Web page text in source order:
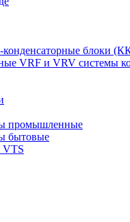
конденсаторные блоки
VRF и VRV системы
промышленные
бытовые
VTS